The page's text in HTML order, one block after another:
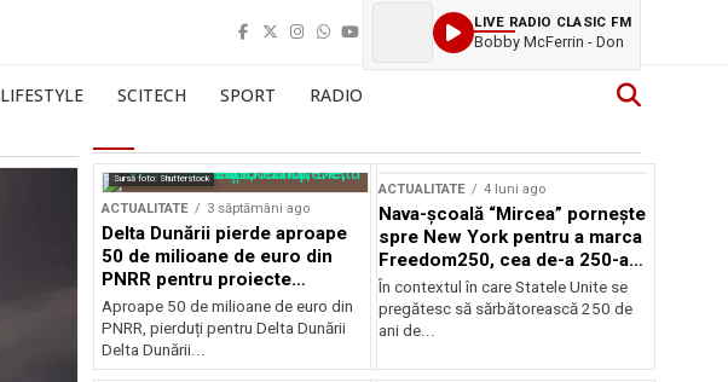
LIVE RADIO CLASIC FM
Bobby McFerrin - Don
LIFESTYLE SCITECH SPORT RADIO
Sursă foto: Shutterstock
ACTUALITATE 3 săptămâni ago
Delta Dunării pierde aproape
50 de milioane de euro din
PNRR pentru proiecte
esențiale
Aproape 50 de milioane de euro din
PNRR, pierduți pentru Delta Dunării
Delta Dunării...
ACTUALITATE 4 luni ago
Nava-școală “Mircea” pornește
spre New York pentru a marca
Freedom250, cea de-a 250-a
aniversare a Statelor Unite
În contextul în care Statele Unite se
pregătesc să sărbătorească 250 de
ani de...